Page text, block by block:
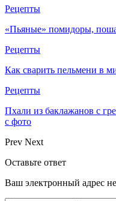
Рецепты
«Пьяные» помидоры,
Рецепты
Как сварить пельмени в
Рецепты
Пхали из баклажанов с
с фото
Prev Next
Оставьте ответ
Ваш электронный адрес